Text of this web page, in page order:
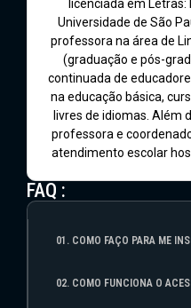
licenciada em
Universidade de São
professora na área de
(graduação e pós-
continuada de
na educação básica,
livres de idiomas. Além
professora e
atendimento escolar
FAQ :
01. COMO FAÇO PARA ME
02. COMO FUNCIONA O